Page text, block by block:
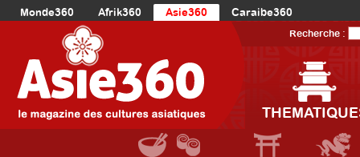
Monde360 Afrik360 Asie360
Caraibe360
Europe360
AmériqueDuNord360
Océanie360
Recherche :